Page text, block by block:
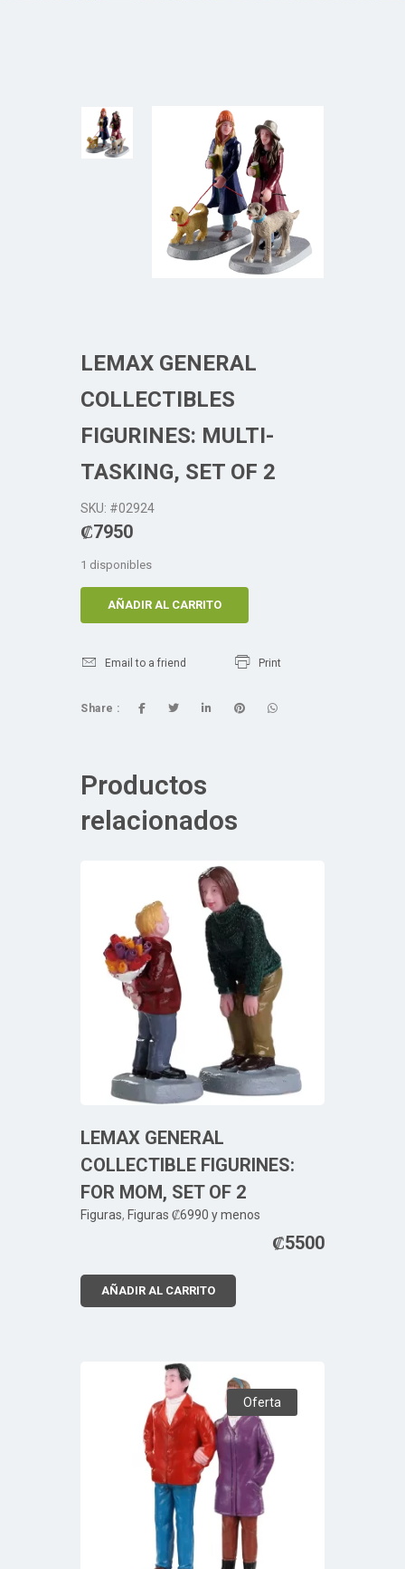
LEMAX GENERAL
COLLECTIBLES
FIGURINES: MULTI-
TASKING, SET OF 2
SKU: #02924
₡7950
1 disponibles
AÑADIR AL CARRITO
Email to a friend Print
Share :
Productos
relacionados
LEMAX GENERAL
COLLECTIBLE FIGURINES:
FOR MOM, SET OF 2
Figuras, Figuras ₡6990 y menos
₡5500
AÑADIR AL CARRITO
Oferta